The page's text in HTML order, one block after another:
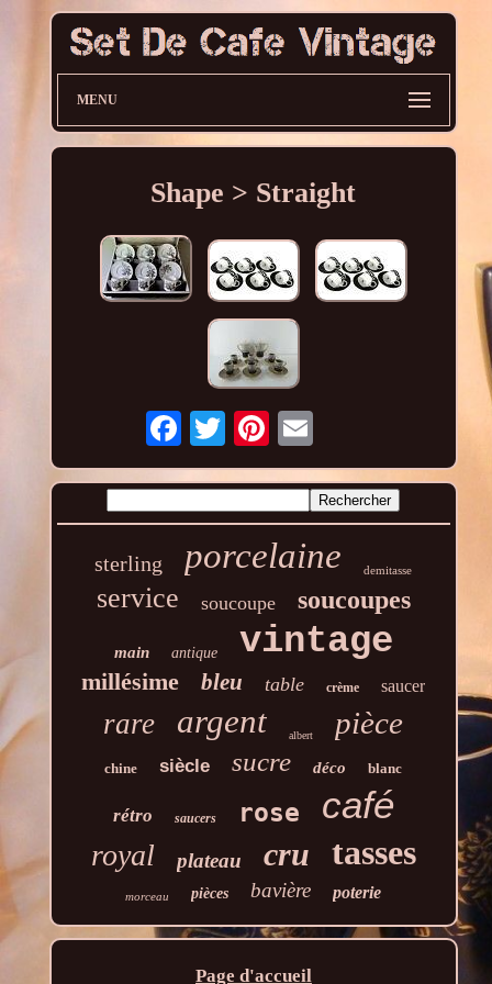
MENU
Shape > Straight
sterling porcelaine demitasse
service soucoupe soucoupes
main antique vintage
millésime bleu table crème saucer
rare argent albert pièce
chine siècle sucre déco blanc
rétro saucers rose café
royal plateau cru tasses
morceau pièces bavière poterie
Page d'accueil